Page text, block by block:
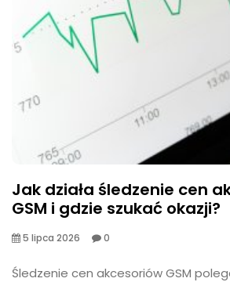
Jak działa śledzenie cen
GSM i gdzie szukać okazji?
5 lipca 2026 0
​Śledzenie cen akcesoriów GSM